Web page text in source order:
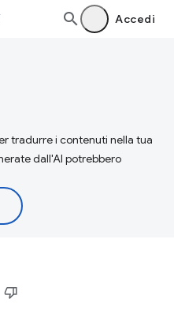
Accedi
tradurre i contenuti nella tua
dall'AI potrebbero